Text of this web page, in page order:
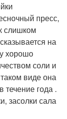
пресс,
слишком
на
хорошо
соли и
виде она
течение года .
засолки сала